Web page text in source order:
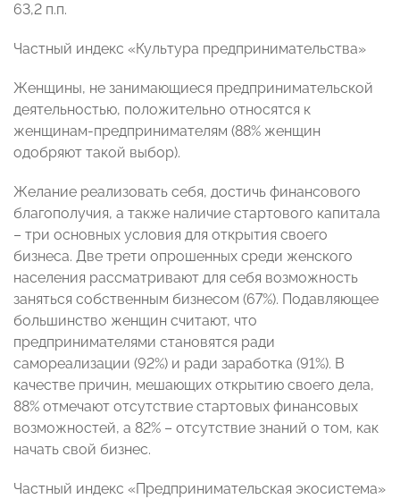
63,2 п.п.
Частный индекс «Культура предпринимательства»
Женщины, не занимающиеся предпринимательской
деятельностью, положительно относятся к
женщинам-предпринимателям (88% женщин
одобряют такой выбор).
Желание реализовать себя, достичь финансового
благополучия, а также наличие стартового капитала
– три основных условия для открытия своего
бизнеса. Две трети опрошенных среди женского
населения рассматривают для себя возможность
заняться собственным бизнесом (67%). Подавляющее
большинство женщин считают, что
предпринимателями становятся ради
самореализации (92%) и ради заработка (91%). В
качестве причин, мешающих открытию своего дела,
88% отмечают отсутствие стартовых финансовых
возможностей, а 82% – отсутствие знаний о том, как
начать свой бизнес.
Частный индекс «Предпринимательская экосистема»